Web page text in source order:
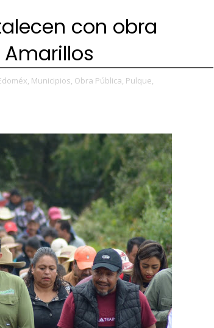
con obra
Municipios, Obra Pública, Pulque,